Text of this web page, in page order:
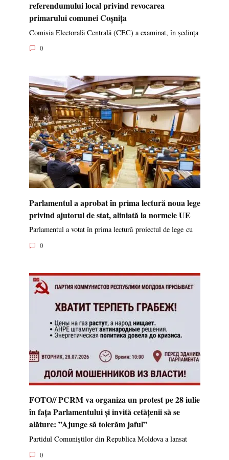
referendumului local privind revocarea
primarului comunei Coșnița
Comisia Electorală Centrală (CEC) a examinat, în ședința
0
Parlamentul a aprobat în prima lectură noua lege
privind ajutorul de stat, aliniată la normele UE
Parlamentul a votat în prima lectură proiectul de lege cu
0
FOTO// PCRM va organiza un protest pe 28 iulie
în fața Parlamentului și invită cetățenii să se
alăture: ”Ajunge să tolerăm jaful”
Partidul Comuniștilor din Republica Moldova a lansat
0